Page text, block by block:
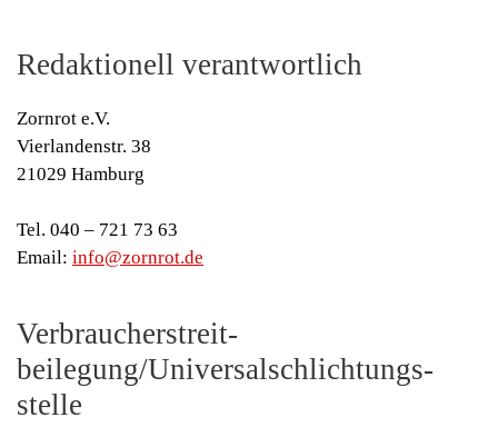
Redaktionell verantwortlich
Zornrot e.V.
Vierlandenstr. 38
21029 Hamburg
Tel. 040 – 721 73 63
Email: info@zornrot.de
Verbraucher­streit­
beilegung/Universal­schlichtungs­
stelle